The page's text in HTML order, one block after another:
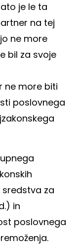
je le ta
na tej
ne more
bil za svoje
ne more biti
poslovnega
za
in
poslovnega